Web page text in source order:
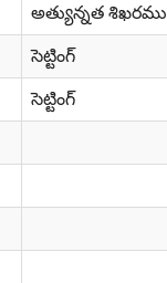
అత్యున్నత శిఖరము
సెట్టింగ్
సెట్టింగ్